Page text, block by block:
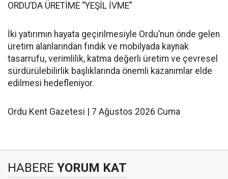
ORDU’DA ÜRETİME “YEŞİL İVME”
İki yatırımın hayata geçirilmesiyle Ordu’nun önde gelen
üretim alanlarından fındık ve mobilyada kaynak
tasarrufu, verimlilik, katma değerli üretim ve çevresel
sürdürülebilirlik başlıklarında önemli kazanımlar elde
edilmesi hedefleniyor.
Ordu Kent Gazetesi | 7 Ağustos 2026 Cuma
HABERE YORUM KAT